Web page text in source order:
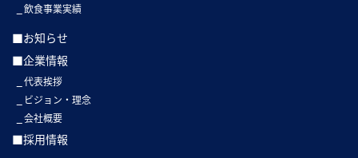
飲食事業実績
■お知らせ
■企業情報
代表挨拶
ビジョン・理念
会社概要
■採用情報